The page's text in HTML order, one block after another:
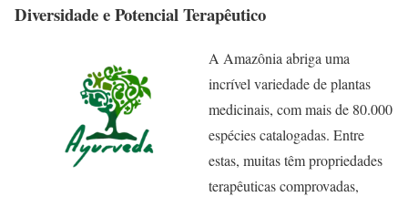
Diversidade e Potencial Terapêutico
A Amazônia abriga uma
incrível variedade de plantas
medicinais, com mais de 80.000
espécies catalogadas. Entre
estas, muitas têm propriedades
terapêuticas comprovadas,